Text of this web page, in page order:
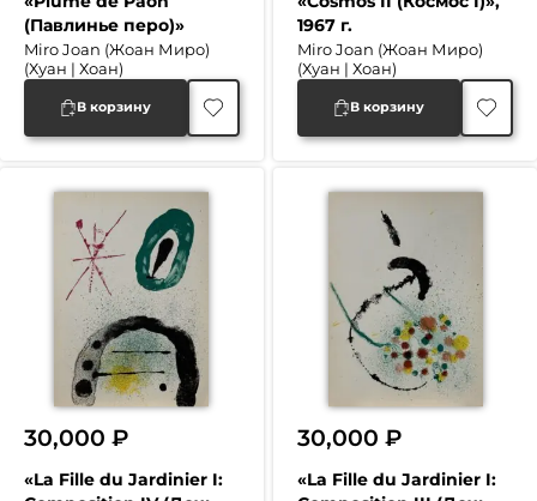
(Павлинье перо)»
Miro Joan (Жоан Миро)
(Хуан | Хоан)
В корзину
1967 г.
Miro Joan (Жоан Миро)
(Хуан | Хоан)
В корзину
«La Fille du Jardinier I:
30,000 ₽
«La Fille du Jardinier I:
30,000₽